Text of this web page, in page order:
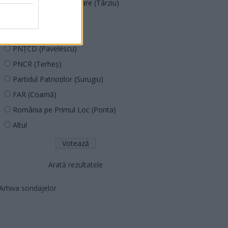
Acțiunea Conservatoare (Târziu)
PNȚCD (Pavelescu)
PNCR (Terheș)
Partidul Patrioților (Surugiu)
FAR (Coarnă)
România pe Primul Loc (Ponta)
Altul
Arată rezultatele
sondajelor